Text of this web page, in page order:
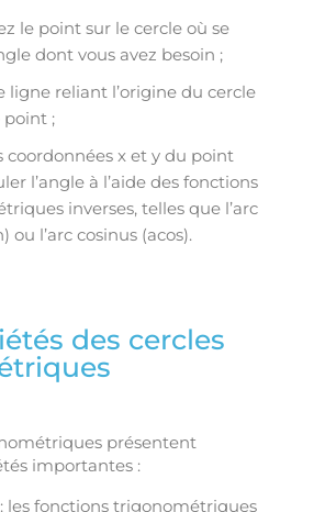
le point sur le cercle où se
dont vous avez besoin ;
ligne reliant l’origine du cercle
point ;
coordonnées x et y du point
l’angle à l’aide des fonctions
inverses, telles que l’arc
ou l’arc cosinus (acos).
des cercles
présentent
importantes :
: les fonctions trigonométriques